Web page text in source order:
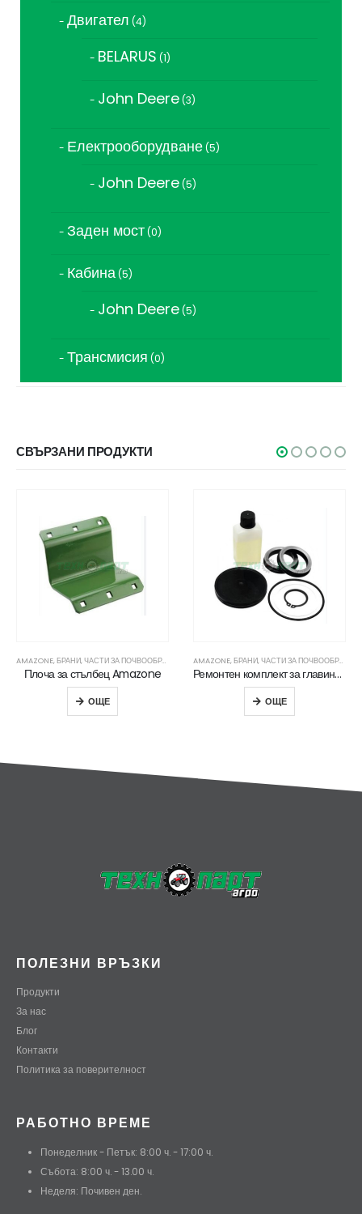
Двигател 44
BELARUS 11
John Deere 33
Електрооборудване 55
John Deere 55
Заден мост 00
Кабина 55
John Deere 55
Трансмисия 00
СВЪРЗАНИ ПРОДУКТИ
AMAZONE,БРАНИ,ЧАСТИ ЗА ПОЧВООБРАБОТВАЩА ТЕХНИКА
Плоча за стълбец Amazone
ОЩЕ
AMAZONE,БРАНИ,ЧАСТИ ЗА ПОЧВООБРАБОТВАЩА ТЕХНИКА
Ремонтен комплект за главина Amazone
ОЩЕ
ПОЛЕЗНИ ВРЪЗКИ
Продукти
За нас
Блог
Контакти
Политика за поверителност
РАБОТНО ВРЕМЕ
Понеделник - Петък: 8:00 ч. - 17:00 ч.
Събота: 8:00 ч. - 13.00 ч.
Неделя: Почивен ден.